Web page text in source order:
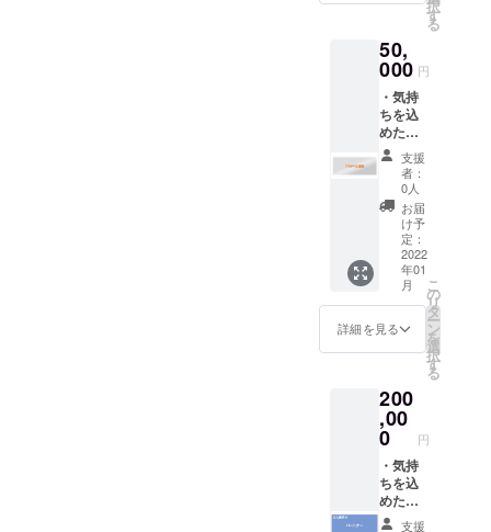
・アプ
開発支
援者一
覧ペー
ジに
て、
「ゴー
ルド支
援者」
とし
て、お
名前を
掲載さ
せてい
ただき
ます。
・サブ
スクリ
プラ
ン」
クーポ
ンコー
ド発行
（各1名
様分）
→ リ
択
す
る
50,
000 円
・気持
ちを込
めた感
謝の
メッ
セージ
・月に
一度、
活動状
況の報
告メー
（2024
年 1月
まで）
・アプ
開発支
援者一
覧ペー
ジに
て、
「プラ
チナ支
援者」
支援
者：
0人
お届
け予
定：
2022
年01
月
詳細を見る
こ
の
リ
タ
ー
ン
を
選
択
す
る
200
,00
0 円
・気持
ちを込
めた感
謝の支援